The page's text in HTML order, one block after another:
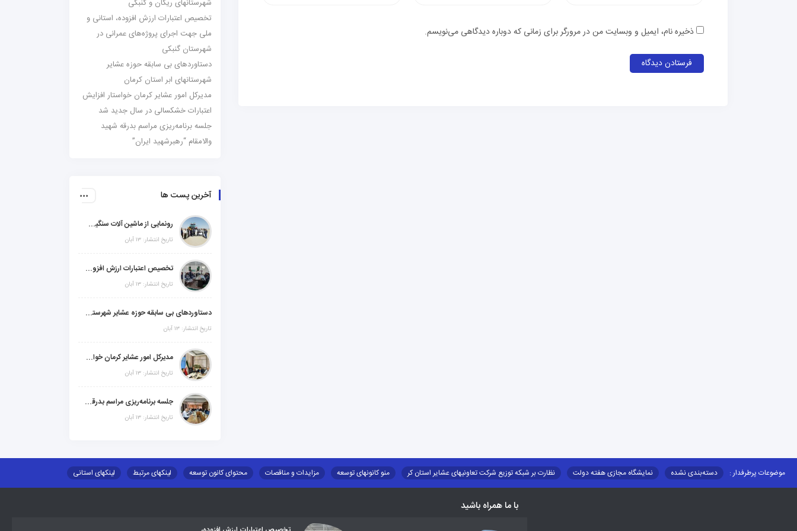
ذخیره نام، ایمیل و وبسایت من در مرورگر برای زمانی که دوباره دیدگاهی می‌نویسم.
شهرستانهای ریگان و گنبکی
تخصیص اعتبارات ارزش افزوده، استانی و
ملی جهت اجرای پروژه‌های عمرانی در
شهرستان گنبکی
دستاوردهای بی سابقه حوزه عشایر
شهرستانهای ابر استان کرمان
مدیرکل امور عشایر کرمان خواستار افزایش
اعتبارات خشکسالی در سال جدید شد
جلسه برنامه‌ریزی مراسم بدرقه شهید
والامقام “رهبرشهید ایران”
آخرین پست ها
رونمایی از ماشین آلات سنگین راهسازی در شهرستانهای ریگان و گنبکی
تاریخ انتشار: ۱۳ آبان
تخصیص اعتبارات ارزش افزوده، استانی و ملی جهت اجرای پروژه‌های عمرانی در شهرستان گنبکی
تاریخ انتشار: ۱۳ آبان
دستاوردهای بی سابقه حوزه عشایر شهرستانهای ابر استان کرمان
تاریخ انتشار: ۱۳ آبان
مدیرکل امور عشایر کرمان خواستار افزایش اعتبارات خشکسالی در سال جدید شد
تاریخ انتشار: ۱۳ آبان
جلسه برنامه‌ریزی مراسم بدرقه شهید والامقام "رهبرشهید ایران"
تاریخ انتشار: ۱۳ آبان
موضوعات پرطرفدار : دسته‌بندی نشده نمایشگاه مجازی هفته دولت نظارت بر شبکه توزیع شرکت تعاونیهای عشایر استان کر منو کانونهای توسعه مزایدات و مناقصات محتوای کانون توسعه لینکهای مرتبط
لینکهای استانی
با ما همراه باشید